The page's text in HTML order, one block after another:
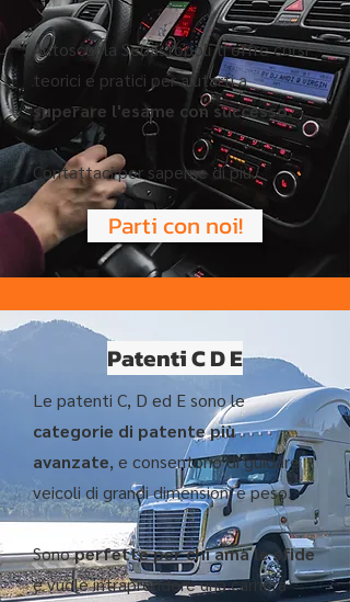
Autoscuola Sebastopoli ti offre corsi
teorici e pratici per aiutarti a
superare l'esame con successo.
Contattaci per saperne di più.
Parti con noi!
Patenti C D E
Le patenti C, D ed E sono le
categorie di patente più
avanzate, e consentono di guidare
veicoli di grandi dimensioni e peso.
Sonoperfette per chi ama le sfide
e vuole intraprendere una carriera